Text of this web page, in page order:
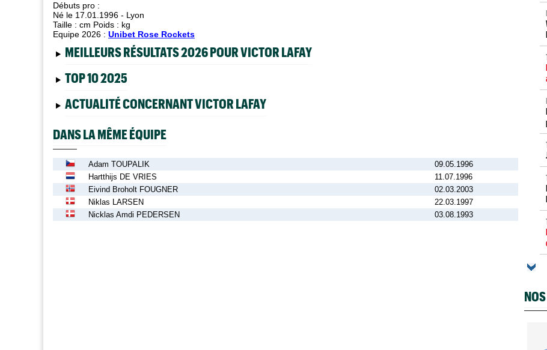
Débuts pro :
Né le 17.01.1996 - Lyon
Taille : cm Poids : kg
Equipe 2026 : Unibet Rose Rockets
MEILLEURS RÉSULTATS 2026 POUR VICTOR LAFAY
TOP 10 2025
ACTUALITÉ CONCERNANT VICTOR LAFAY
DANS LA MÊME ÉQUIPE
Adam TOUPALIK
09.05.1996
Hartthijs DE VRIES
11.07.1996
Eivind Broholt FOUGNER
02.03.2003
Niklas LARSEN
22.03.1997
Nicklas Amdi PEDERSEN
03.08.1993